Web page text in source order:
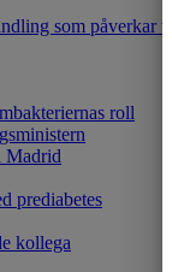
som påverkar
roll
Madrid
prediabetes
kollega